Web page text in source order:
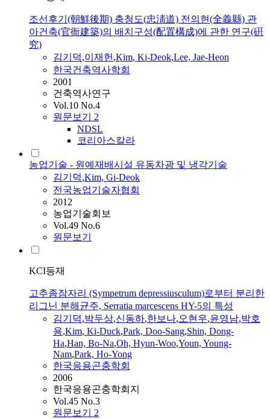
조선후기(朝鮮後期) 충청도(忠淸道) 전의현(全義縣) 관
아건축(官衙建築)의 배치구성(配置構成)에 관한 연구(硏
究)
김기덕,이재헌,Kim, Ki-Deok,Lee, Jae-Heon
한국건축역사학회
2001
건축역사연구
Vol.10 No.4
원문보기 2
NDSL
코리아스칼라
농업기술 - 원예재배시설 유동차광 및 냉각기술
김기덕,Kim, Gi-Deok
전국농업기술자협회
2012
농업기술회보
Vol.49 No.6
원문보기
KCI등재
고추좀잠자리 (Sympetrum depressiusculum)로부터 분리한
리그닌 분해균주, Serratia marcescens HY-5의 특성
김기덕,박두상,신동하,한보나,오현우,윤영남,박호
용,Kim, Ki-Duck,Park, Doo-Sang,Shin, Dong-
Ha,Han, Bo-Na,Oh, Hyun-Woo,Youn, Young-
Nam,Park, Ho-Yong
한국응용곤충학회
2006
한국응용곤충학회지
Vol.45 No.3
원문보기 2